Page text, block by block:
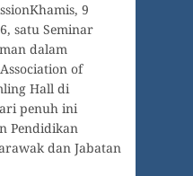
9
satu Seminar
dalam
of
Hall di
penuh ini
Pendidikan
dan Jabatan